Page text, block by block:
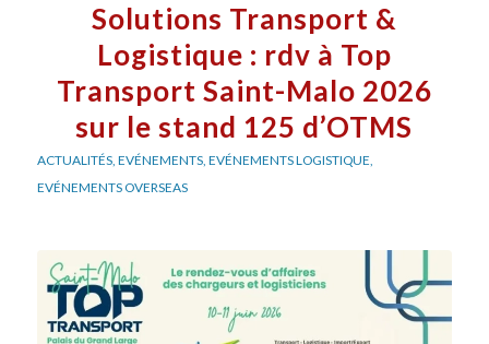
Solutions Transport &
Logistique : rdv à Top
Transport Saint-Malo 2026
sur le stand 125 d’OTMS
ACTUALITÉS, EVÉNEMENTS, EVÉNEMENTS LOGISTIQUE,
EVÉNEMENTS OVERSEAS